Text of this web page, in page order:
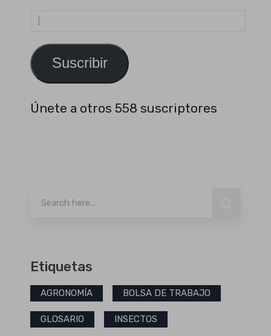
Dirección
de
Suscribir
Únete a otros 558 suscriptores
Etiquetas
AGRONOMÍA BOLSA DE TRABAJO
GLOSARIO INSECTOS